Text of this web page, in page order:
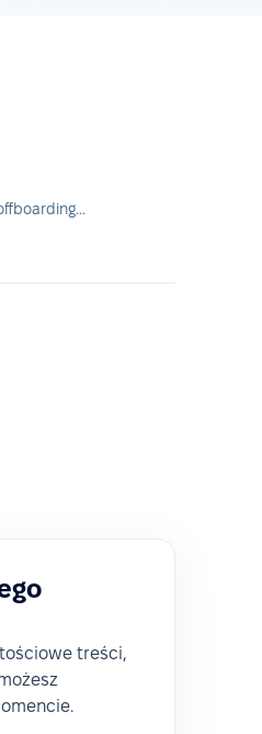
Dlaczego Twoja firma potrzebuje offboardingu?
treści,